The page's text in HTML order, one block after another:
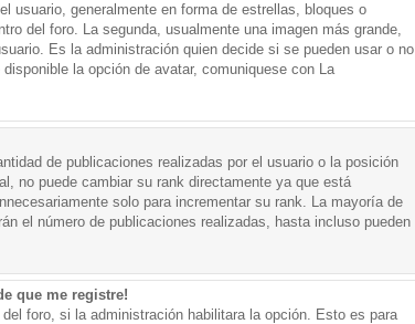
usuario, generalmente en forma de estrellas, bloques o
del foro. La segunda, usualmente una imagen más grande,
Es la administración quien decide si se pueden usar o no
la opción de avatar, comuniquese con La
de publicaciones realizadas por el usuario o la posición
no puede cambiar su rank directamente ya que está
solo para incrementar su rank. La mayoría de
el número de publicaciones realizadas, hasta incluso pueden
que me registre!
foro, si la administración habilitara la opción. Esto es para